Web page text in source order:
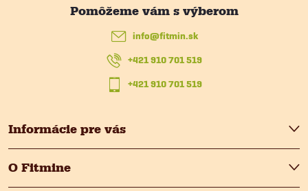
Informácie pre vás
O Fitmine
info@fitmin.sk
+421 910 701 519
+421 910 701 519